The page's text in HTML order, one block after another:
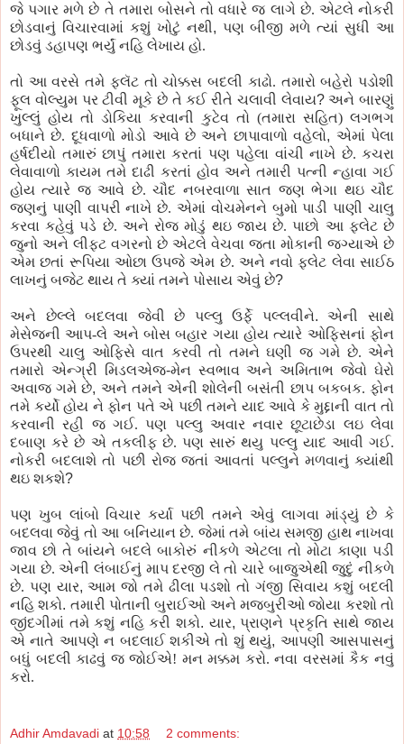
જે પગાર મળે છે તે તમારા બોસને તોવધારે જ લાગે છે. એટલે નોકરી
છોડવાનું વિચારવામાં કશું ખોટું નથી, પણ બીજી મળે ત્યાં સુધી આ
છોડવું ડહાપણ ભર્યું નહિ લેખાય હો.
તો આ વરસે તમે ફ્લૅટ તો ચોક્કસ બદલી કાઢો. તમારો બહેરો પડોશી
ફૂલ વોલ્યુમ પર ટીવી મૂકે છે તે કઈ રીતે ચલાવી લેવાય?અને બારણું
ખુલ્લું હોય તો ડોકિયા કરવાની કુટેવ તો (તમારા સહિત) લગભગ
બધાને છે. દૂધવાળો મોડો આવે છે અને છાપાવાળો વહેલો, એમાં પેલા
હર્ષદીયો તમારું છાપું તમારા કરતાં પણ પહેલા વાંચી નાખે છે. કચરા
લેવાવાળો કાયમ તમે દાઢી કરતાં હોવ અને તમારી પત્ની ન્હાવા ગઈ
હોય ત્યારે જ આવે છે. ચૌદ નબરવાળા સાત જણ ભેગા થઇ ચૌદ
જણનું પાણી વાપરી નાખે છે. એમાં વોચમેનને બુમો પાડી પાણી ચાલુ
કરવા કહેવું પડે છે. અને રોજ મોડું થઇ જાય છે. પાછો આ ફ્લેટ છે
જુનો અને લીફ્ટ વગરનો છે એટલે વેચવા જતા મોકાની જગ્યાએ છે
એમ છતાં રૂપિયા ઓછા ઉપજે એમ છે. અને નવો ફ્લેટ લેવા સાઈઠ
લાખનું બજેટ થાય તે ક્યાં તમને પોસાય એવું છે?
અને છેલ્લે બદલવા જેવી છે પલ્લુ ઉર્ફે પલ્લવીને.એની સાથે
મેસેજની આપ-લે અને બોસ બહાર ગયા હોય ત્યારે ઓફિસનાં ફોન
ઉપરથી ચાલુ ઓફિસે વાત કરવી તો તમને ઘણી જ ગમે છે. એને
તમારો એન્ગ્રી મિડલએજ-મેન સ્વભાવ અને અમિતાભ જેવો ઘેરો
અવાજ ગમે છે, અને તમને એની શોલેની બસંતી છાપ બકબક. ફોન
તમે કર્યો હોય ને ફોન પતે એ પછી તમને યાદ આવે કે મુદ્દાની વાત તો
કરવાની રહી જ ગઈ. પણ પલ્લુ અવાર નવાર છૂટાછેડા લઇ લેવા
દબાણ કરે છે એ તકલીફ છે. પણ સારું થયુ પલ્લુ યાદ આવી ગઈ.
નોકરી બદલાશે તો પછી રોજ જતાં આવતાં પલ્લુને મળવાનું ક્યાંથી
થઇ શકશે?
પણ ખુબ લાંબો વિચાર કર્યા પછી તમને એવું લાગવા માંડ્યું છે કે
બદલવા જેવું તો આ બનિયાન છે. જેમાં તમે બાંય સમજી હાથ નાખવા
જાવ છો તે બાંયને બદલે બાકોરું નીકળે એટલા તો મોટા કાણા પડી
ગયા છે. એની લંબાઈનું માપ દરજી લે તો ચારે બાજુએથી જુદું નીકળે
છે. પણ યાર,આમ જો તમે ઢીલા પડશો તો ગંજી સિવાય કશું બદલી
નહિ શકો. તમારી પોતાની બુરાઈઓ અને મજબુરીઓ જોયા કરશો તો
જીંદગીમાં તમે કશું નહિ કરી શકો. યાર,પ્રાણને પ્રકૃતિ સાથે જાય
એ નાતે આપણે ન બદલાઈ શકીએ તો શું થયું, આપણી આસપાસનું
બધું બદલી કાઢવું જ જોઈએ! મન મક્કમ કરો. નવા વરસમાં કૈક નવું
કરો.
Adhir Amdavadi at 10:58 2 comments: